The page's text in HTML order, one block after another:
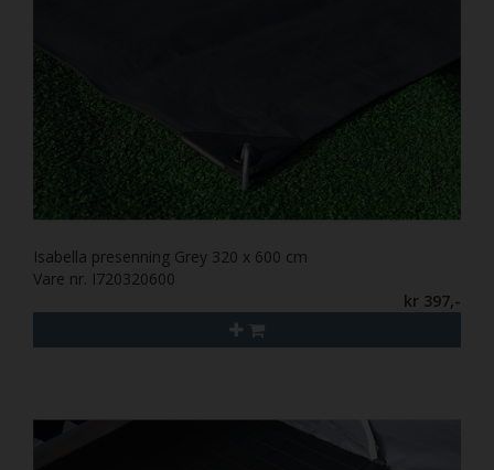
Isabella presenning Grey 320 x 600 cm
Vare nr. I720320600
kr 397,-